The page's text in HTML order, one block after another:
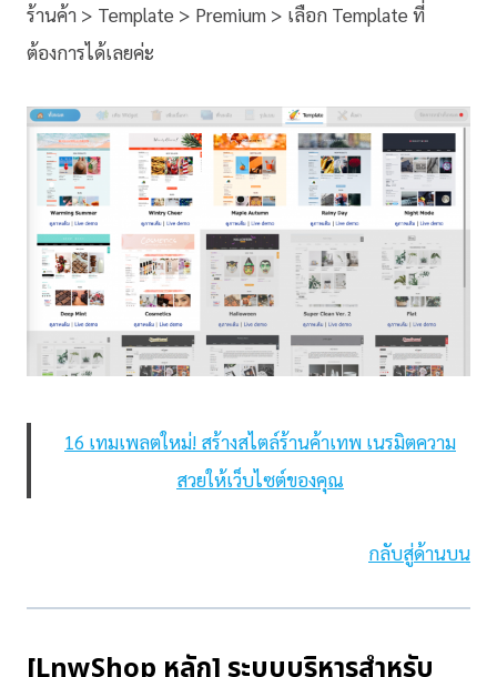
ร้านค้า > Template > Premium > เลือก Template ที่
ต้องการได้เลยค่ะ
16 เทมเพลตใหม่! สร้างสไตล์ร้านค้าเทพ เนรมิตความ
สวยให้เว็บไซต์ของคุณ
กลับสู่ด้านบน